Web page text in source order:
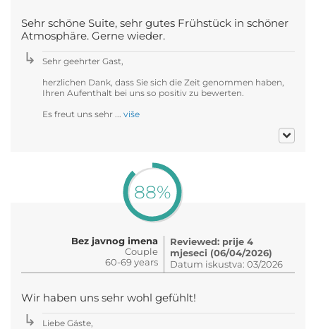
Sehr schöne Suite, sehr gutes Frühstück in schöner
Atmosphäre. Gerne wieder.
Sehr geehrter Gast,
herzlichen Dank, dass Sie sich die Zeit genommen haben,
Ihren Aufenthalt bei uns so positiv zu bewerten.
Es freut uns sehr ... više
88%
Bez javnog imena
Couple
60-69 years
Reviewed: prije 4
mjeseci (06/04/2026)
Datum iskustva: 03/2026
Wir haben uns sehr wohl gefühlt!
Liebe Gäste,